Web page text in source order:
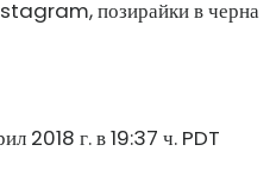
позирайки в черна
2018 г. в 19:37 ч. PDT